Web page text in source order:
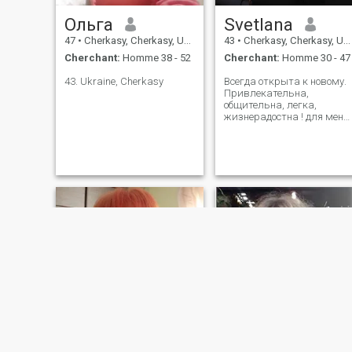
Ольга
47 • Cherkasy, Cherkasy, Ukraine
Cherchant: Homme 38 - 52
43. Ukraine, Cherkasy
Svetlana
43 • Cherkasy, Cherkasy, Ukraine
Cherchant: Homme 30 - 47
Всегда открыта к новому.
Привлекательна,
общительна, легка,
жизнерадостна ! для меня